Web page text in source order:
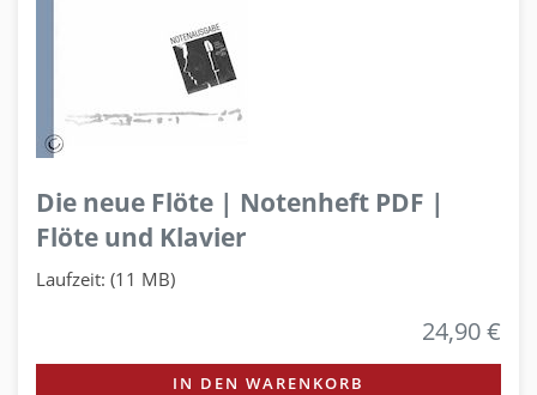
Die neue Flöte | Notenheft PDF |
Flöte und Klavier
Laufzeit: (11 MB)
24,90 €
IN DEN WARENKORB